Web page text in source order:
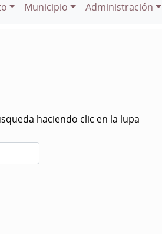
Municipio Administración
haciendo clic en la lupa